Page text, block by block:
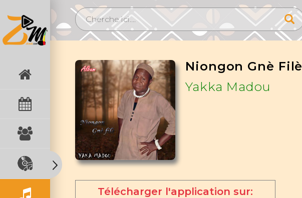
Niongon Gnè Filè
Yakka Madou
Télécharger l'application sur: